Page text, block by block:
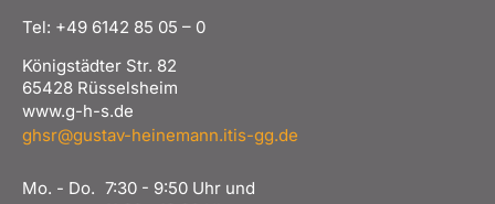
Tel: +49 6142 85 05 – 0
Königstädter Str. 82
65428 Rüsselsheim
www.g-h-s.de
ghsr@gustav-heinemann.itis-gg.de
Mo. - Do. 7:30 - 9:50 Uhr und